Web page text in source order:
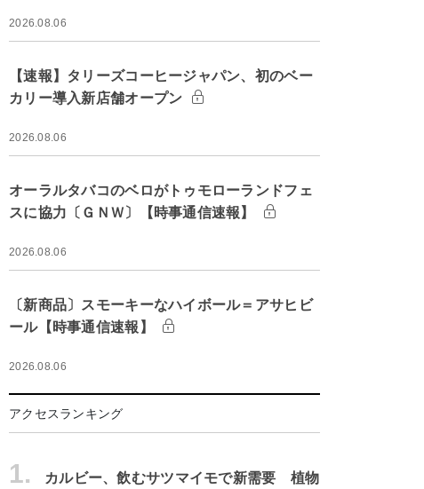
2026.08.06
【速報】タリーズコーヒージャパン、初のベー
カリー導入新店舗オープン
2026.08.06
オーラルタバコのベロがトゥモローランドフェ
スに協力〔ＧＮＷ〕【時事通信速報】
2026.08.06
〔新商品〕スモーキーなハイボール＝アサヒビ
ール【時事通信速報】
2026.08.06
アクセスランキング
1.
カルビー、飲むサツマイモで新需要 植物